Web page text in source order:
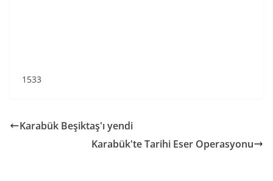
1533
Karabük Beşiktaş'ı yendi
Karabük'te Tarihi Eser Operasyonu